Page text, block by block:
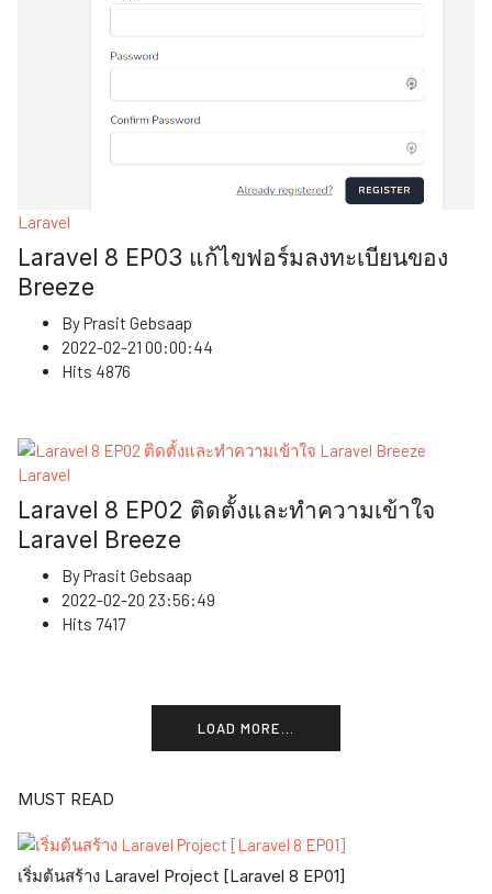
Laravel
Laravel 8 EP03 แก้ไขฟอร์มลงทะเบียนของ
Breeze
ByPrasit Gebsaap
2022-02-21 00:00:44
Hits 4876
Laravel
Laravel 8 EP02 ติดตั้งและทำความเข้าใจ
Laravel Breeze
ByPrasit Gebsaap
2022-02-20 23:56:49
Hits 7417
LOAD MORE...
MUST READ
เริ่มต้นสร้าง Laravel Project [Laravel 8 EP01]